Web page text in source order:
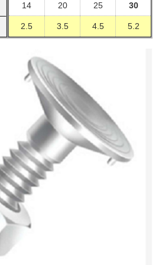
14 20 25 30
2.5 3.5 4.5 5.2